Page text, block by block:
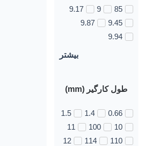
85
9
9.17
9.45
9.87
9.94
بیشتر
طول کارگیر (mm)
0.66
1.4
1.5
10
100
11
110
114
12